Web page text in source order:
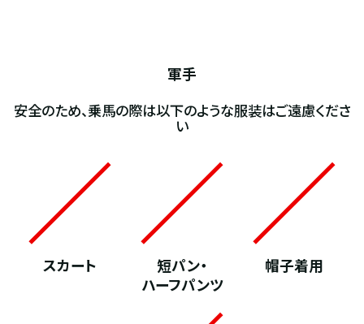
軍手
安全のため、乗馬の際は以下のような服装はご遠慮くださ
い
スカート
短パン・
ハーフパンツ
帽子着用